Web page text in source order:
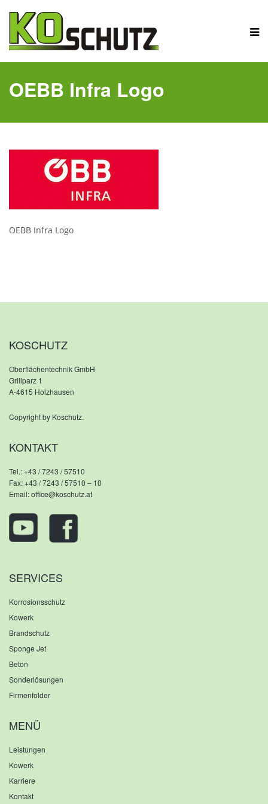
OEBB Infra Logo
OEBB Infra Logo
KOSCHUTZ
Oberflächentechnik GmbH
Grillparz 1
A-4615 Holzhausen
Copyright by Koschutz.
KONTAKT
Tel.:+43 / 7243 / 57510
Fax: +43 / 7243 / 57510 – 10
Email:office@koschutz.at
SERVICES
Korrosionsschutz
Kowerk
Brandschutz
Sponge Jet
Beton
Sonderlösungen
Firmenfolder
MENÜ
Leistungen
Kowerk
Karriere
Kontakt